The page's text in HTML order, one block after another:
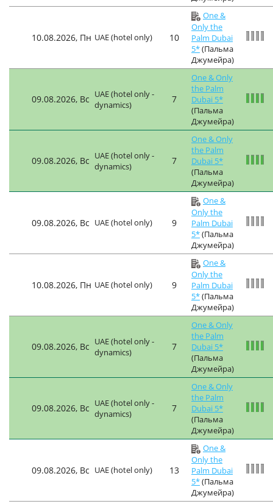
10.08.2026, Пн UAE (hotel only) 10
One &
Only the
Palm Dubai
5*(Пальма
Джумейра)
09.08.2026, Вс UAE (hotel only -
dynamics)
7
One & Only
the Palm
Dubai 5*
(Пальма
Джумейра)
09.08.2026, Вс UAE (hotel only -
dynamics)
7
One & Only
the Palm
Dubai 5*
(Пальма
Джумейра)
09.08.2026, Вс UAE (hotel only) 9
One &
Only the
Palm Dubai
5*(Пальма
Джумейра)
10.08.2026, Пн UAE (hotel only) 9
One &
Only the
Palm Dubai
5*(Пальма
Джумейра)
09.08.2026, Вс UAE (hotel only -
dynamics)
7
One & Only
the Palm
Dubai 5*
(Пальма
Джумейра)
09.08.2026, Вс UAE (hotel only -
dynamics)
7
One & Only
the Palm
Dubai 5*
(Пальма
Джумейра)
09.08.2026, Вс UAE (hotel only) 13
One &
Only the
Palm Dubai
5*(Пальма
Джумейра)